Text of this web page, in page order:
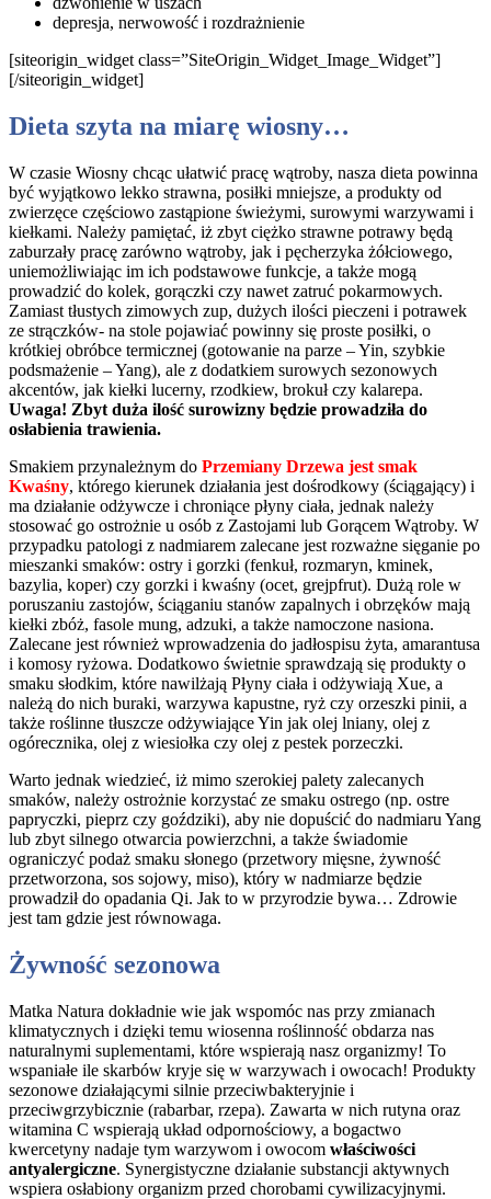
depresja, nerwowość i rozdrażnienie
[siteorigin_widget class=”SiteOrigin_Widget_Image_Widget”]
[/siteorigin_widget]
Dieta szyta na miarę wiosny…
W czasie Wiosny chcąc ułatwić pracę wątroby, nasza dieta powinna
być wyjątkowo lekko strawna, posiłki mniejsze, a produkty od
zwierzęce częściowo zastąpione świeżymi, surowymi warzywami i
kiełkami. Należy pamiętać, iż zbyt ciężko strawne potrawy będą
zaburzały pracę zarówno wątroby, jak i pęcherzyka żółciowego,
uniemożliwiając im ich podstawowe funkcje, a także mogą
prowadzić do kolek, gorączki czy nawet zatruć pokarmowych.
Zamiast tłustych zimowych zup, dużych ilości pieczeni i potrawek
ze strączków- na stole pojawiać powinny się proste posiłki, o
krótkiej obróbce termicznej (gotowanie na parze – Yin, szybkie
podsmażenie – Yang), ale z dodatkiem surowych sezonowych
akcentów, jak kiełki lucerny, rzodkiew, brokuł czy kalarepa.
Uwaga! Zbyt duża ilość surowizny będzie prowadziła do
osłabienia trawienia.
Smakiem przynależnym do Przemiany Drzewa jest smak
Kwaśny, którego kierunek działania jest dośrodkowy (ściągający) i
ma działanie odżywcze i chroniące płyny ciała, jednak należy
stosować go ostrożnie u osób z Zastojami lub Gorącem Wątroby. W
przypadku patologi z nadmiarem zalecane jest rozważne sięganie po
mieszanki smaków: ostry i gorzki (fenkuł, rozmaryn, kminek,
bazylia, koper) czy gorzki i kwaśny (ocet, grejpfrut). Dużą role w
poruszaniu zastojów, ściąganiu stanów zapalnych i obrzęków mają
kiełki zbóż, fasole mung, adzuki, a także namoczone nasiona.
Zalecane jest również wprowadzenia do jadłospisu żyta, amarantusa
i komosy ryżowa. Dodatkowo świetnie sprawdzają się produkty o
smaku słodkim, które nawilżają Płyny ciała i odżywiają Xue, a
należą do nich buraki, warzywa kapustne, ryż czy orzeszki pinii, a
także roślinne tłuszcze odżywiające Yin jak olej lniany, olej z
ogórecznika, olej z wiesiołka czy olej z pestek porzeczki.
Warto jednak wiedzieć, iż mimo szerokiej palety zalecanych
smaków, należy ostrożnie korzystać ze smaku ostrego (np. ostre
papryczki, pieprz czy goździki), aby nie dopuścić do nadmiaru Yang
lub zbyt silnego otwarcia powierzchni, a także świadomie
ograniczyć podaż smaku słonego (przetwory mięsne, żywność
przetworzona, sos sojowy, miso), który w nadmiarze będzie
prowadził do opadania Qi. Jak to w przyrodzie bywa… Zdrowie
jest tam gdzie jest równowaga.
Żywność sezonowa
Matka Natura dokładnie wie jak wspomóc nas przy zmianach
klimatycznych i dzięki temu wiosenna roślinność obdarza nas
naturalnymi suplementami, które wspierają nasz organizmy! To
wspaniałe ile skarbów kryje się w warzywach i owocach! Produkty
sezonowe działającymi silnie przeciwbakteryjnie i
przeciwgrzybicznie (rabarbar, rzepa). Zawarta w nich rutyna oraz
witamina C wspierają układ odpornościowy, a bogactwo
kwercetyny nadaje tym warzywom i owocom właściwości
antyalergiczne. Synergistyczne działanie substancji aktywnych
wspiera osłabiony organizm przed chorobami cywilizacyjnymi.